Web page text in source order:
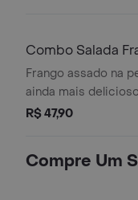
é possível alterar
lanche, é permitido
imagem
Combo Salada
Refri Sobremesa*
Frango assado na
ainda mais
selecionados.
ilustrativa.
R$ 47,90
Compre Um